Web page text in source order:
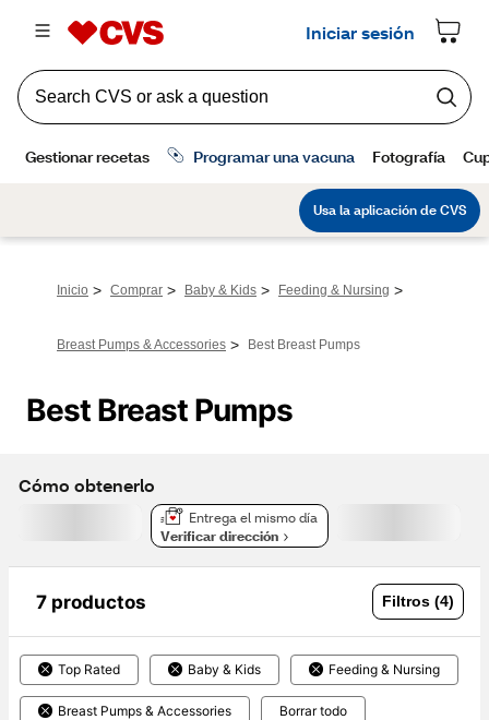
Inicio > Comprar > Baby & Kids > Feeding & Nursing >
Breast Pumps & Accessories > Best Breast Pumps
Best Breast Pumps
Cómo obtenerlo
Entrega el mismo día
Verificar dirección
7 productos Filtros (4)
Top Rated Baby & Kids Feeding & Nursing
Breast Pumps & Accessories Borrar todo